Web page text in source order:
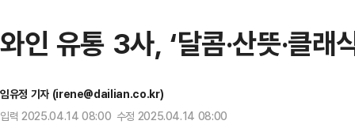
와인 유통 3사, ‘달콤·산뜻·클래
임유정 기자 (irene@dailian.co.kr)
입력 2025.04.14 08:00 수정 2025.04.14 08:00